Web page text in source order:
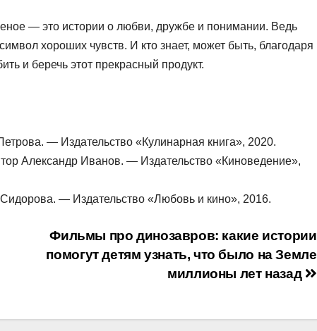
— это истории о любви, дружбе и понимании. Ведь
хороших чувств. И кто знает, может быть, благодаря
и беречь этот прекрасный продукт.
— Издательство «Кулинарная книга», 2020.
Александр Иванов. — Издательство «Киноведение»,
— Издательство «Любовь и кино», 2016.
Фильмы про динозавров: какие истории
помогут детям узнать, что было на Земле
миллионы лет назад